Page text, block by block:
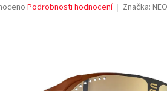
Podrobnosti hodnocení Značka: